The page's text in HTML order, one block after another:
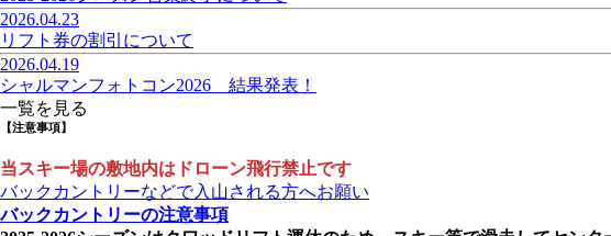
2026.04.23
リフト券の割引について
2026.04.19
シャルマンフォトコン2026 結果発表！
一覧を見る
【注意事項】
当スキー場の敷地内はドローン飛行禁止です
バックカントリーなどで入山される方へお願い
バックカントリーの注意事項